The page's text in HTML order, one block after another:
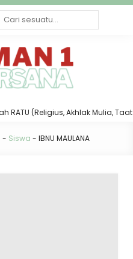
RATU (Religius, Akhlak Mulia, Taat
- Siswa - IBNU MAULANA